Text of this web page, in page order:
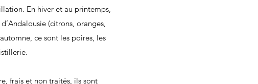
En hiver et au printemps,
(citrons, oranges,
ce sont les poires, les
frais et non traités, ils sont